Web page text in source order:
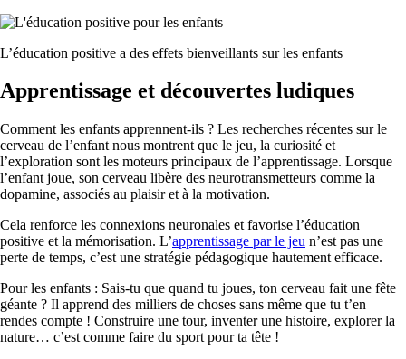
L’éducation positive a des effets bienveillants sur les enfants
Apprentissage et découvertes ludiques
Comment les enfants apprennent-ils ? Les recherches récentes sur le
cerveau de l’enfant nous montrent que le jeu, la curiosité et
l’exploration sont les moteurs principaux de l’apprentissage. Lorsque
l’enfant joue, son cerveau libère des neurotransmetteurs comme la
dopamine, associés au plaisir et à la motivation.
Cela renforce les connexions neuronales et favorise l’éducation
positive et la mémorisation. L’apprentissage par le jeu n’est pas une
perte de temps, c’est une stratégie pédagogique hautement efficace.
Pour les enfants : Sais-tu que quand tu joues, ton cerveau fait une fête
géante ? Il apprend des milliers de choses sans même que tu t’en
rendes compte ! Construire une tour, inventer une histoire, explorer la
nature… c’est comme faire du sport pour ta tête !